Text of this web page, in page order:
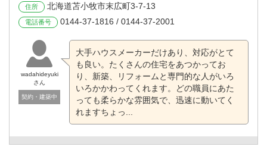
住所 北海道苫小牧市末広町3-7-13
電話番号 0144-37-1816 / 0144-37-2001
wadahideyuki
さん
契約・建築中
大手ハウスメーカーだけあり、対応がとて
も良い。たくさんの住宅をあつかってお
り、新築、リフォームと専門的な人がいろ
いろかかわってくれます。どの職員にあた
っても柔らかな雰囲気で、迅速に動いてく
れますちょっ...